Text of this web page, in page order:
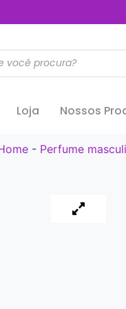
Loja Nossos
- Perfume